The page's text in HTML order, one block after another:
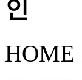
HOME